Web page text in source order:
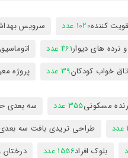
کننده1020 عدد سرویس
نرده های دیوار461 عدد
خواب کودکان39 عدد پروژه
مسکونی355 عدد سه بعدی
طراحی تریدی بافت سه
بلوک افراد1556 عدد درختان